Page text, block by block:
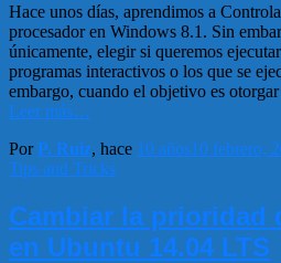
Hace unos días, aprendimos a
procesador en Windows 8.1. Sin
únicamente, elegir si queremos
programas interactivos o los que se
embargo, cuando el objetivo es
Leer más…
PorP. Ruiz, hace 10 años10 febrero,
Tips and Tricks
Cambiar la prioridad
en Ubuntu 14.04 LTS